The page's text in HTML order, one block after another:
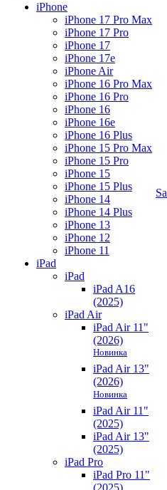
iPhone
iPhone 17 Pro Max
iPhone 17 Pro
iPhone 17
iPhone 17e
iPhone Air
iPhone 16 Pro Max
iPhone 16 Pro
iPhone 16
iPhone 16e
iPhone 16 Plus
iPhone 15 Pro Max
iPhone 15 Pro
iPhone 15
iPhone 15 Plus
iPhone 14
iPhone 14 Plus
iPhone 13
iPhone 12
iPhone 11
iPad
iPad
iPad A16
(2025)
iPad Air
iPad Air 11"
(2026)
Новинка
iPad Air 13"
(2026)
Новинка
iPad Air 11"
(2025)
iPad Air 13"
(2025)
iPad Pro
iPad Pro 11"
(2025)